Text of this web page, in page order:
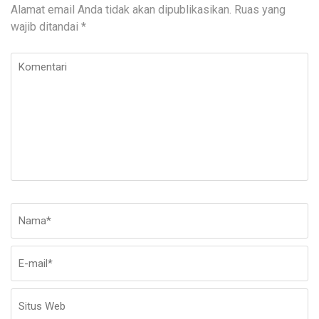
Alamat email Anda tidak akan dipublikasikan. Ruas yang
wajib ditandai *
Komentari